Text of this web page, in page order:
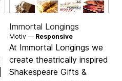
Immortal Longings
Motiv — Responsive
At Immortal Longings we
create theatrically inspired
Shakespeare Gifts &